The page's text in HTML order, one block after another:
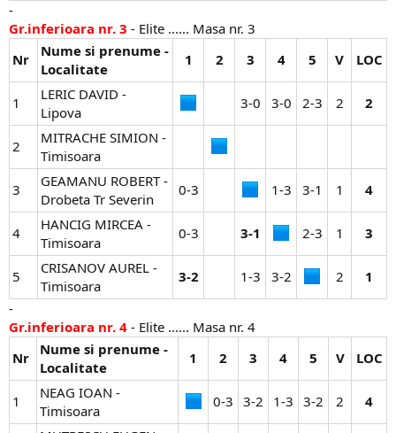
-
Gr.inferioara nr. 3 - Elite ...... Masa nr. 3
Nr
Nume si prenume -
Localitate
1 2 3 4 5 V LOC
1
LERIC DAVID -
Lipova
3-0​ 3-0​ 2-3​ 2​ 2
2
MITRACHE SIMION -
Timisoara
3
GEAMANU ROBERT -
Drobeta Tr Severin
0-3​ 1-3​ 3-1​ 1​ 4
4
HANCIG MIRCEA -
Timisoara
0-3​ 3-1 2-3​ 1​ 3
5
CRISANOV AUREL -
Timisoara
3-2 1-3​ 3-2​ 2​
1
-
Gr.inferioara nr. 4 - Elite ...... Masa nr. 4
Nr
Nume si prenume -
Localitate
1 2 3 4 5 V LOC
1
NEAG IOAN -
Timisoara
0-3​ 3-2​ 1-3​ 3-2​ 2​ 4